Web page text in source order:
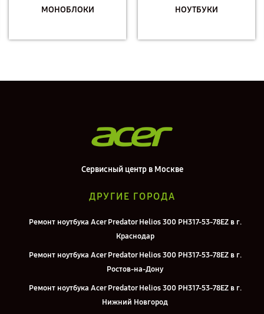
МОНОБЛОКИ НОУТБУКИ
Сервисный центр в Москве
ДРУГИЕ ГОРОДА
Ремонт ноутбука Acer Predator Helios 300 PH317-53-78EZ в г.
Краснодар
Ремонт ноутбука Acer Predator Helios 300 PH317-53-78EZ в г.
Ростов-на-Дону
Ремонт ноутбука Acer Predator Helios 300 PH317-53-78EZ в г.
Нижний Новгород